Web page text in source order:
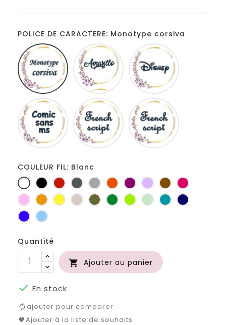
POLICE DE CARACTERE: Monotype corsiva
Monotype
corsiva
Amarillo
Comic
sans
ms
French
script
COULEUR FIL: Blanc
BlancNoir RougeGris
foncé
Gris
clair
Orange
PruneLilasMarronFuchsia
RoseJaune
d'or
jauneFicelleKaki Vert
bouteille
Anis Vert
d'eau
Turquoise
Marine
Bleu
roi
Bleu
Quantité
 Ajouter au panier
 En stock
ajouter pour comparer
Ajouter à la liste de souhaits